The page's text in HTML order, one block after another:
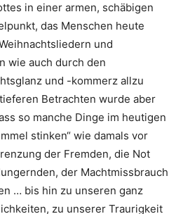
in einer armen, schäbigen
das Menschen heute
und
wie auch durch den
und -kommerz allzu
Betrachten wurde aber
so manche Dinge im heutigen
stinken“ wie damals vor
der Fremden, die Not
der Machtmissbrauch
… bis hin zu unseren ganz
zu unserer Traurigkeit